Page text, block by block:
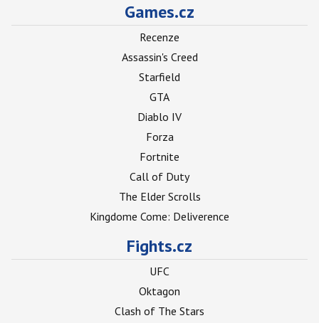
Games.cz
Recenze
Assassin's Creed
Starfield
GTA
Diablo IV
Forza
Fortnite
Call of Duty
The Elder Scrolls
Kingdome Come: Deliverence
Fights.cz
UFC
Oktagon
Clash of The Stars